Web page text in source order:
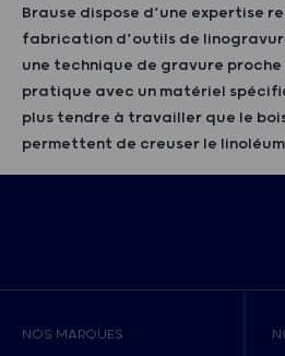
Brause dispose d’une expertise
fabrication d’outils de
une technique de gravure proche
pratique avec un matériel
plus tendre à travailler que le
permettent de creuser le
NOS MARQUES